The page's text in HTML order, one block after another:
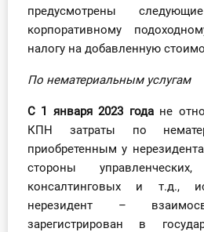
Кадры. Труд. Зарплата.
Учет по отраслям
Интернет-магазин
О Системе
Обучение
предусмотрены
корпоративному
налогу на добавленную
По нематериальным услугам
С 1 января 2023 годане
КПН затраты по
приобретенным у
стороны управленческих,
консалтинговых и т.д.,
нерезидент –
зарегистрирован в